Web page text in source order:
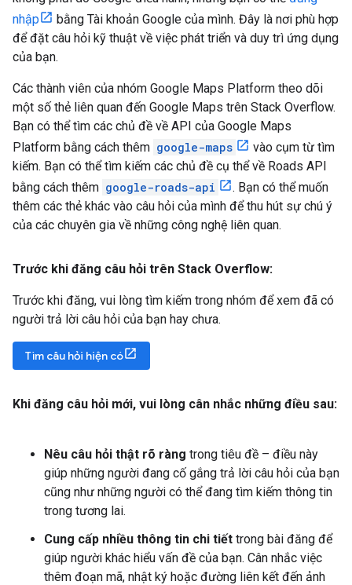
nhập
bằng Tài khoản Google của mình. Đây là nơi phù hợp
để đặt câu hỏi kỹ thuật về việc phát triển và duy trì ứng dụng
của bạn.
Các thành viên của nhóm Google Maps Platform theo dõi
một số thẻ liên quan đến Google Maps trên Stack Overflow.
Bạn có thể tìm các chủ đề về API của Google Maps
Platform bằng cách thêm google-maps
vào cụm từ tìm
kiếm. Bạn có thể tìm kiếm các chủ đề cụ thể về Roads API
bằng cách thêm google-roads-api
. Bạn có thể muốn
thêm các thẻ khác vào câu hỏi của mình để thu hút sự chú ý
của các chuyên gia về những công nghệ liên quan.
Trước khi đăng câu hỏi trên Stack Overflow:
Trước khi đăng, vui lòng tìm kiếm trong nhóm để xem đã có
người trả lời câu hỏi của bạn hay chưa.
Tìm câu hỏi hiện có
Khi đăng câu hỏi mới, vui lòng cân nhắc những điều sau:
Nêu câu hỏi thật rõ ràng trong tiêu đề – điều này
giúp những người đang cố gắng trả lời câu hỏi của bạn
cũng như những người có thể đang tìm kiếm thông tin
trong tương lai.
Cung cấp nhiều thông tin chi tiết trong bài đăng để
giúp người khác hiểu vấn đề của bạn. Cân nhắc việc
thêm đoạn mã, nhật ký hoặc đường liên kết đến ảnh